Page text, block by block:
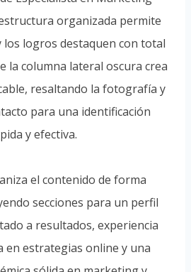
organizada permite
los logros destaquen con total
la columna lateral oscura crea
resaltando la fotografía y
para una identificación
y efectiva.
el contenido de forma
secciones para un perfil
a resultados, experiencia
en estrategias online y una